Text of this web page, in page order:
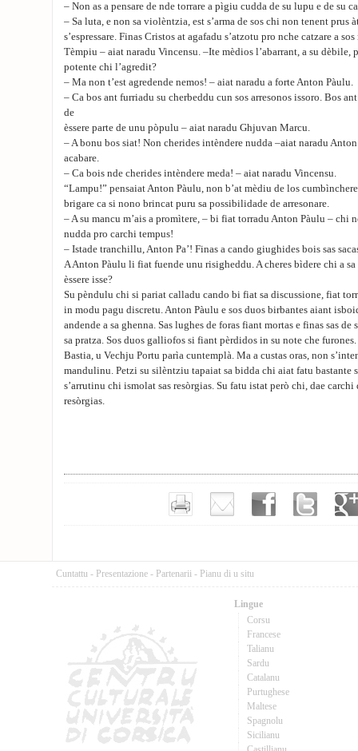
– Non as a pensare de nde torrare a pìgiu cudda de su lupu e de su
– Sa luta, e non sa violèntzia, est s’arma de sos chi non tenent prus
s’espressare. Finas Cristos at agafadu s’atzotu pro nche catzare a
Tèmpiu – aiat naradu Vincensu. –Ite mèdios l’abarrant, a su dèbile,
potente chi l’agredit?
– Ma non t’est agredende nemos! – aiat naradu a forte Anton Pàulu.
– Ca bos ant furriadu su cherbeddu cun sos arresonos issoro. Bos
de
èssere parte de unu pòpulu – aiat naradu Ghjuvan Marcu.
– A bonu bos siat! Non cherides intèndere nudda –aiat naradu
acabare.
– Ca bois nde cherides intèndere meda! – aiat naradu Vincensu.
“Lampu!” pensaiat Anton Pàulu, non b’at mèdiu de los
brigare ca si nono brincat puru sa possibilidade de arresonare.
– A su mancu m’ais a promìtere, – bi fiat torradu Anton Pàulu – chi
nudda pro carchi tempus!
– Istade tranchillu, Anton Pa’! Finas a cando giughides bois sas
A Anton Pàulu li fiat fuende unu risigheddu. A cheres bìdere chi a
èssere isse?
Su pèndulu chi si pariat calladu cando bi fiat sa discussione, fiat
in modu pagu discretu. Anton Pàulu e sos duos birbantes aiant
andende a sa ghenna. Sas lughes de foras fiant mortas e finas sas de
sa pratza. Sos duos galliofos si fiant pèrdidos in su note che
Bastia, u Vechju Portu parìa cuntemplà. Ma a custas oras, non
mandulinu. Petzi su silèntziu tapaiat sa bidda chi aiat fatu bastante
s’arrutinu chi ismolat sas resòrgias. Su fatu istat però chi, dae
resòrgias.
Cuntattu - Presentazione - Partenarii - Pianu di u situ
Lingue
Corsu
Francese
Talianu
Sardu
Catalanu
Purtughese
Maltese
Spagnolu
Sicilianu